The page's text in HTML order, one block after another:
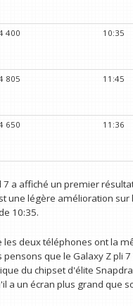
400 10:35
805 11:45
650 11:36
7 a affiché un premier
une légère amélioration sur
10:35.
les deux téléphones ont la
pensons que le Galaxy Z pli
du chipset d'élite
a un écran plus grand que